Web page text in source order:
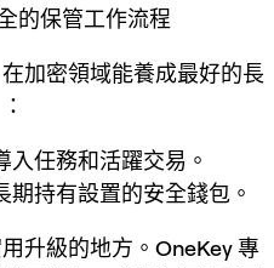
的保管工作流程
加密領域能養成最好的長
任務和活躍交易。
持有設置的安全錢包。
升級的地方。 OneKey專